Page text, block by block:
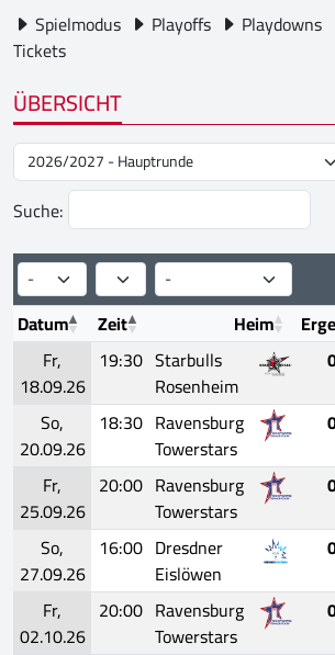
Spielmodus Playoffs Playdowns
Tickets
ÜBERSICHT
Suche:
Datum Zeit Heim
Fr,
18.09.26
19:30 Starbulls
Rosenheim
So,
20.09.26
18:30 Ravensburg
Towerstars
Fr,
25.09.26
20:00 Ravensburg
Towerstars
So,
27.09.26
16:00 Dresdner
Eislöwen
Fr,
02.10.26
20:00 Ravensburg
Towerstars